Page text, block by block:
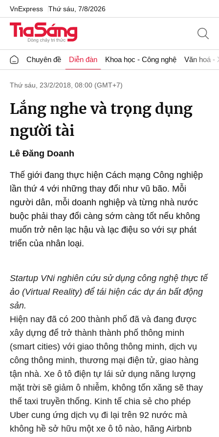
VnExpress Thứ sáu, 7/8/2026
Chuyên đề Diễn đàn Khoa học - Công nghệ Văn hoá -
Thứ sáu, 23/2/2018, 08:00 (GMT+7)
Lắng nghe và trọng dụng
người tài
Lê Đăng Doanh
Thế giới đang thực hiện Cách mạng Công nghiệp
lần thứ 4 với những thay đổi như vũ bão. Mỗi
người dân, mỗi doanh nghiệp và từng nhà nước
buộc phải thay đổi càng sớm càng tốt nếu không
muốn trở nên lạc hậu và lạc điệu so với sự phát
triển của nhân loại.
Startup VNi nghiên cứu sử dụng công nghệ thực tế
ảo (Virtual Reality) để tái hiện các dự án bất động
sản.
Hiện nay đã có 200 thành phố đã và đang được
xây dựng để trở thành thành phố thông minh
(smart cities) với giao thông thông minh, dịch vụ
công thông minh, thương mại điện tử, giao hàng
tận nhà. Xe ô tô điện tự lái sử dụng năng lượng
mặt trời sẽ giảm ô nhiễm, không tốn xăng sẽ thay
thế taxi truyền thống. Kinh tế chia sẻ cho phép
Uber cung ứng dịch vụ đi lại trên 92 nước mà
không hề sở hữu một xe ô tô nào, hãng Airbnb